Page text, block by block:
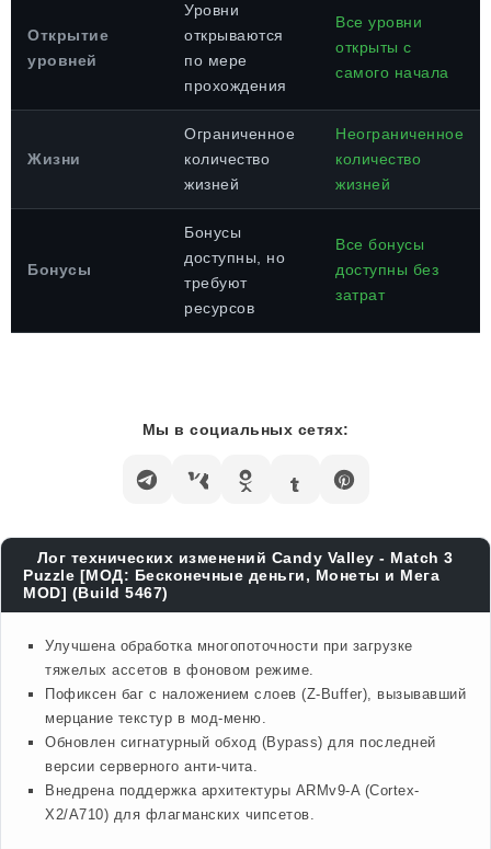
Открытие
уровней
Уровни
открываются
по мере
прохождения
Все уровни
открыты с
самого начала
Жизни
Ограниченное
количество
жизней
Неограниченное
количество
жизней
Бонусы
Бонусы
доступны, но
требуют
ресурсов
Все бонусы
доступны без
затрат
Мы в социальных сетях:
Лог технических изменений Candy Valley - Match 3
Puzzle [МОД: Бесконечные деньги, Монеты и Мега
MOD] (Build 5467)
Улучшена обработка многопоточности при загрузке
тяжелых ассетов в фоновом режиме.
Пофиксен баг с наложением слоев (Z-Buffer), вызывавший
мерцание текстур в мод-меню.
Обновлен сигнатурный обход (Bypass) для последней
версии серверного анти-чита.
Внедрена поддержка архитектуры ARMv9-A (Cortex-
X2/A710) для флагманских чипсетов.